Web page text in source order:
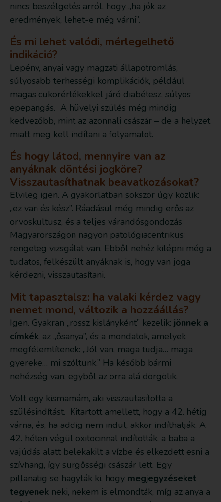
nincs beszélgetés arról, hogy „ha jók az
eredmények, lehet-e még várni”.
És mi lehet valódi, mérlegelhető
indikáció?
Lepény, anyai vagy magzati állapotromlás,
súlyosabb terhességi komplikációk, például
magas cukorértékekkel járó diabétesz, súlyos
epepangás. A hüvelyi szülés még mindig
kedvezőbb, mint az azonnali császár – de a helyzet
miatt meg kell indítani a folyamatot.
És hogy látod, mennyire van az
anyáknak döntési jogköre?
Visszautasíthatnak beavatkozásokat?
Elvileg igen. A gyakorlatban sokszor úgy közlik:
„ez van és kész”. Ráadásul még mindig erős az
orvoskultusz, és a teljes várandósgondozás
Magyarországon nagyon patológiacentrikus:
rengeteg vizsgálat van. Ebből nehéz kilépni még a
tudatos, felkészült anyáknak is, hogy van joga
kérdezni, visszautasítani.
Mit tapasztalsz: ha valaki kérdez vagy
nemet mond, változik a hozzáállás?
Igen. Gyakran „rossz kislányként” kezelik: jönnek a
címkék, az „ősanya”, és a mondatok, amelyek
megfélemlítenek: „Jól van, maga tudja… maga
gyereke… mi szóltunk.” Ha később bármi
nehézség van, egyből az orra alá dörgölik.
Volt egy kismamám, aki visszautasította a
szülésindítást. Kitartott amellett, hogy a 42. hétig
várna, és, ha addig nem indul, akkor indíthatják. A
42. héten végül oxitocinnal indították, a baba a
vajúdás alatt belekakilt a vízbe és elkezdett esni a
szívhang, így sürgősségi császár lett. Egy
pillanatig se hagyták ki, hogy megjegyzéseket
tegyenek neki, nekem is elmondták, míg az anya a